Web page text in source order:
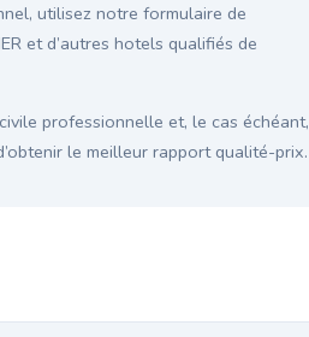
utilisez notre formulaire de
et d’autres hotels qualifiés de
professionnelle et, le cas échéant,
le meilleur rapport qualité-prix.